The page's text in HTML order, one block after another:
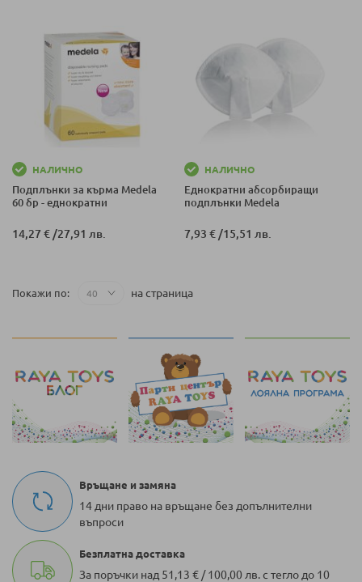
НАЛИЧНО
Подплънки за кърма Medela
60 бр - еднократни
14,27 € /27,91 лв.
НАЛИЧНО
Еднократни абсорбиращи
подплънки Medela
7,93 € /15,51 лв.
Покажи по на страница
Връщане и замяна
14 дни право на връщане без допълнителни
въпроси
Безплатна доставка
За поръчки над 51,13 € / 100,00 лв. с тегло до 10